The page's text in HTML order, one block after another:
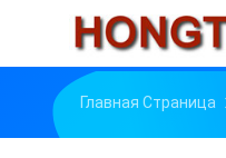
Главная Страница